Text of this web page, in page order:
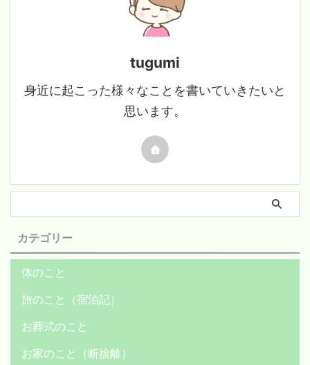
tugumi
身近に起こった様々なことを書いていきたいと
思います。
カテゴリー
体のこと
旅のこと（宿泊記）
お葬式のこと
お家のこと（断捨離）